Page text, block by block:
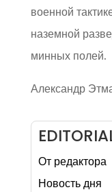
военной
наземной
минных полей.
Александр
От редактора
Новость дня